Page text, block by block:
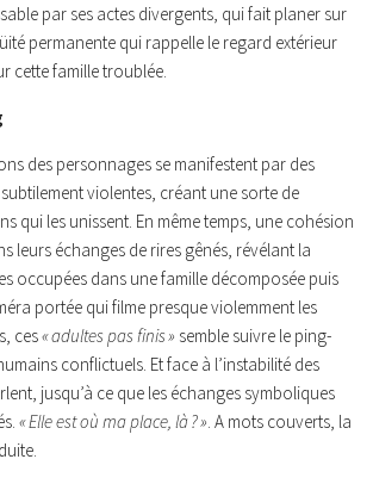
par ses actes divergents, qui fait planer sur
permanente qui rappelle le regard extérieur
cette famille troublée.
des personnages se manifestent par des
violentes, créant une sorte de
qui les unissent. En même temps, une cohésion
leurs échanges de rires gênés, révélant la
occupées dans une famille décomposée puis
portée qui filme presque violemment les
ces« adultes pas finis » semble suivre le ping-
conflictuels. Et face à l’instabilité des
jusqu’à ce que les échanges symboliques
« Elle est où ma place, là ? ». A mots couverts, la